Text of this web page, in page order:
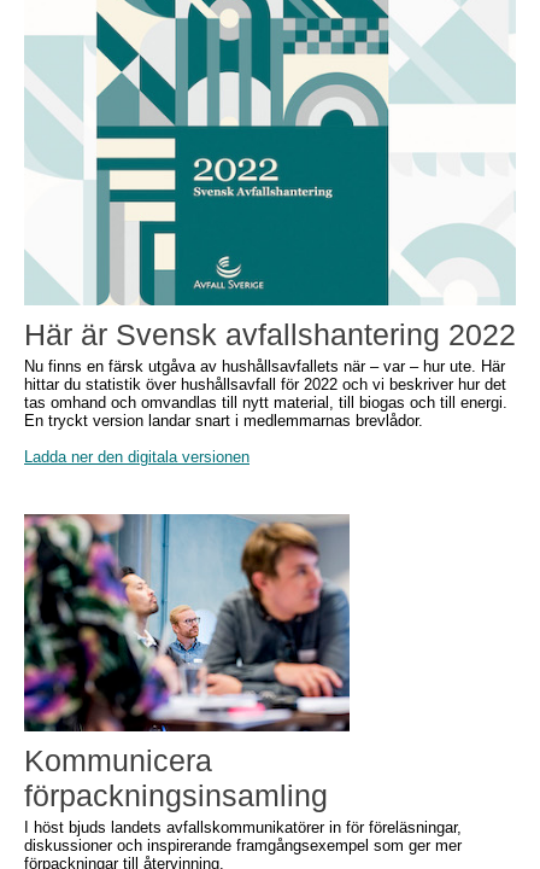
Här är Svensk avfallshantering 2022
Nu finns en färsk utgåva av hushållsavfallets när – var – hur ute. Här
hittar du statistik över hushållsavfall för 2022 och vi beskriver hur det
tas omhand och omvandlas till nytt material, till biogas och till energi.
En tryckt version landar snart i medlemmarnas brevlådor.
Ladda ner den digitala versionen
Kommunicera
förpackningsinsamling
I höst bjuds landets avfallskommunikatörer in för föreläsningar,
diskussioner och inspirerande framgångsexempel som ger mer
förpackningar till återvinning.